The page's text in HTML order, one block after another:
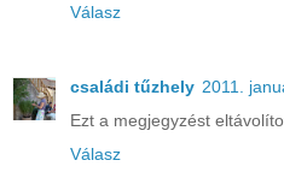
Válasz
családi tűzhely 2011.
Ezt a megjegyzést
Válasz